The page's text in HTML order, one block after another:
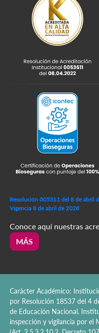
Resolución 005311 del 8 de abril
Vigencia 8 de abril de 2028
Conoce aquí nuestras
MÁS
Carácter Académico:
por Resolución 18537 del 4
de Educación Nacional.
inspección y vigilancia por el